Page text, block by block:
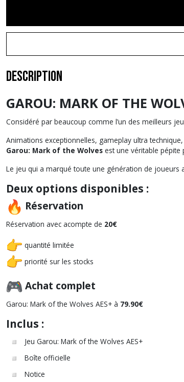
Description
GAROU: MARK OF THE
Considéré par beaucoup comme l’un des meilleurs
Animations exceptionnelles, gameplay ultra
Garou: Mark of the Wolves est une véritable pépite
Le jeu qui a marqué toute une génération de joueurs
Deux options disponibles :
Réservation
Réservation avec acompte de 20€
quantité limitée
priorité sur les stocks
Achat complet
Garou: Mark of the Wolves AES+ à 79.90€
Inclus :
Jeu Garou: Mark of the Wolves AES+
Boîte officielle
Notice